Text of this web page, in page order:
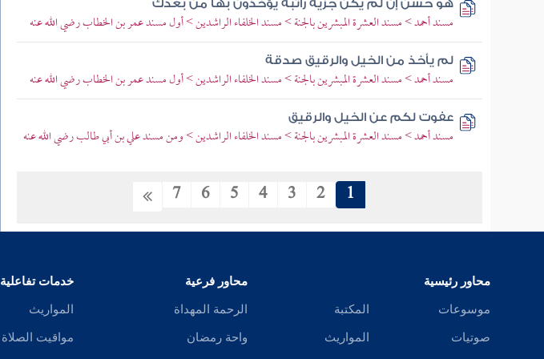
هو حسن إن لم يكن جزية راتبة يؤخذون بها من بعدك
مسند أحمد > مسند العشرة المبشرين بالجنة > مسند الخلفاء الراشدين > أول مسند عمر بن الخطاب رضي الله عنه
لم يأخذ من الخيل والرقيق صدقة
مسند أحمد > مسند العشرة المبشرين بالجنة > مسند الخلفاء الراشدين > أول مسند عمر بن الخطاب رضي الله عنه
عفوت لكم عن الخيل والرقيق
مسند أحمد > مسند العشرة المبشرين بالجنة > مسند الخلفاء الراشدين > ومن مسند علي بن أبي طالب رضي الله عنه
1
2
3
4
5
6
7
محاور رئيسية
موسوعات
صوتيات
المكتبة
المواريث
محاور فرعية
الرحمة المهداة
واحة رمضان
خدمات تفاعلية
المواريث
مواقيت الصلاة